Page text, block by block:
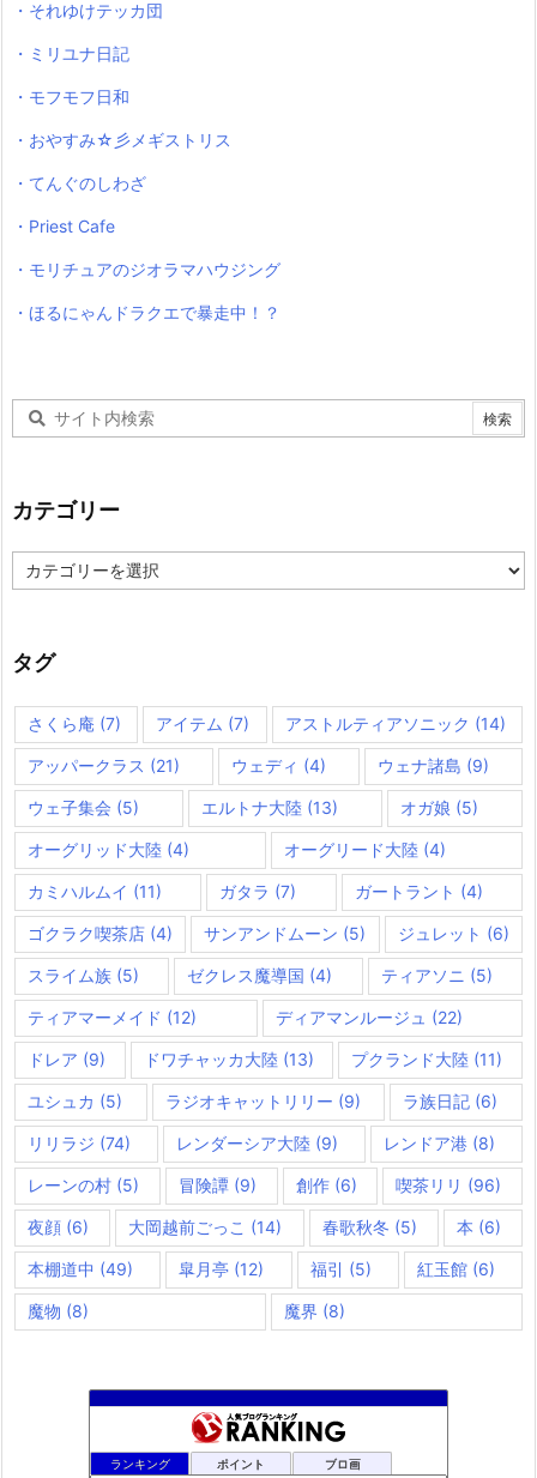
・それゆけテッカ団
・ミリユナ日記
・モフモフ日和
・おやすみ☆彡メギストリス
・てんぐのしわざ
・Priest Cafe
・モリチュアのジオラマハウジング
・ほるにゃんドラクエで暴走中！？
カテゴリー
テ
ー
タグ
さくら庵 (7) アイテム (7) アストルティアソニック (14)
アッパークラス (21) ウェディ (4) ウェナ諸島 (9)
ウェ子集会 (5) エルトナ大陸 (13) オガ娘 (5)
オーグリッド大陸 (4) オーグリード大陸 (4)
カミハルムイ (11) ガタラ (7) ガートラント (4)
ゴクラク喫茶店 (4) サンアンドムーン (5) ジュレット (6)
スライム族 (5) ゼクレス魔導国 (4) ティアソニ (5)
ティアマーメイド (12) ディアマンルージュ (22)
ドレア (9) ドワチャッカ大陸(13) プクランド大陸 (11)
ユシュカ (5) ラジオキャットリリー (9) ラ族日記 (6)
リリラジ (74) レンダーシア大陸 (9) レンドア港 (8)
レーンの村 (5) 冒険譚(9) 創作(6) 喫茶リリ (96)
夜顔 (6) 大岡越前ごっこ (14) 春歌秋冬 (5) 本 (6)
本棚道中 (49) 皐月亭 (12) 福引 (5) 紅玉館(6)
魔物 (8) 魔界 (8)
ランキング ポイント ブロ画
きらあほblog
173位 ドラクエやると毎日がパ〜リなぃ！！